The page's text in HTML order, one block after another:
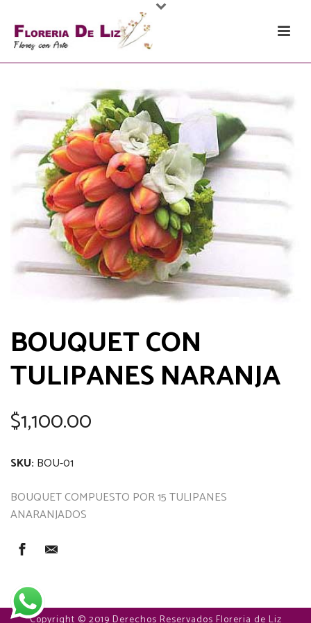
BOUQUET CON
TULIPANES NARANJA
$1,100.00
SKU: BOU-01
BOUQUET COMPUESTO POR 15 TULIPANES
ANARANJADOS